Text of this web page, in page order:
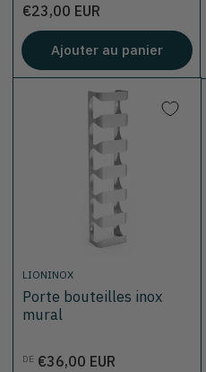
Prix
€23,00 EUR
Ajouter au panier
LIONINOX
Porte bouteilles inox
mural
Prix
DE €36,00 EUR